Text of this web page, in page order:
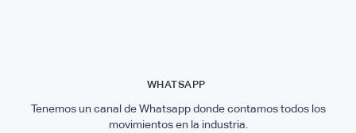
WHATSAPP
Tenemos un canal de Whatsapp donde contamos todos los
movimientos en la industria.